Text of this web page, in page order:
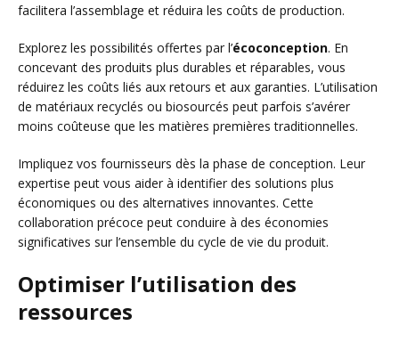
facilitera l’assemblage et réduira les coûts de production.
Explorez les possibilités offertes par l’écoconception. En
concevant des produits plus durables et réparables, vous
réduirez les coûts liés aux retours et aux garanties. L’utilisation
de matériaux recyclés ou biosourcés peut parfois s’avérer
moins coûteuse que les matières premières traditionnelles.
Impliquez vos fournisseurs dès la phase de conception. Leur
expertise peut vous aider à identifier des solutions plus
économiques ou des alternatives innovantes. Cette
collaboration précoce peut conduire à des économies
significatives sur l’ensemble du cycle de vie du produit.
Optimiser l’utilisation des
ressources